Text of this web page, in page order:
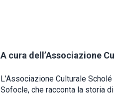
A cura dell’Associazione
L’Associazione Culturale
Sofocle, che racconta la storia